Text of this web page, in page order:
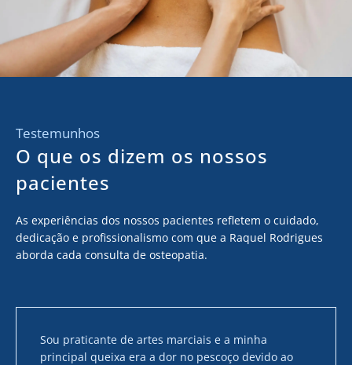
Testemunhos
O que os dizem os nossos
pacientes
As experiências dos nossos pacientes refletem o cuidado,
dedicação e profissionalismo com que a Raquel Rodrigues
aborda cada consulta de osteopatia.
Sou praticante de artes marciais e a minha
principal queixa era a dor no pescoço devido ao